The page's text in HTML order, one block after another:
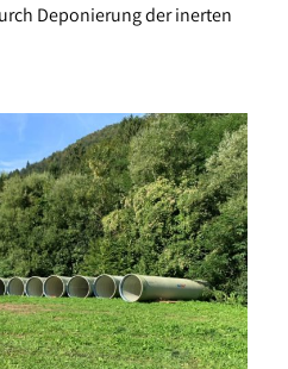
Deponierung der inerten